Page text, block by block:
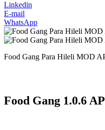
Linkedin
E-mail
WhatsApp
Food Gang Para Hileli MOD
Food Gang 1.0.6